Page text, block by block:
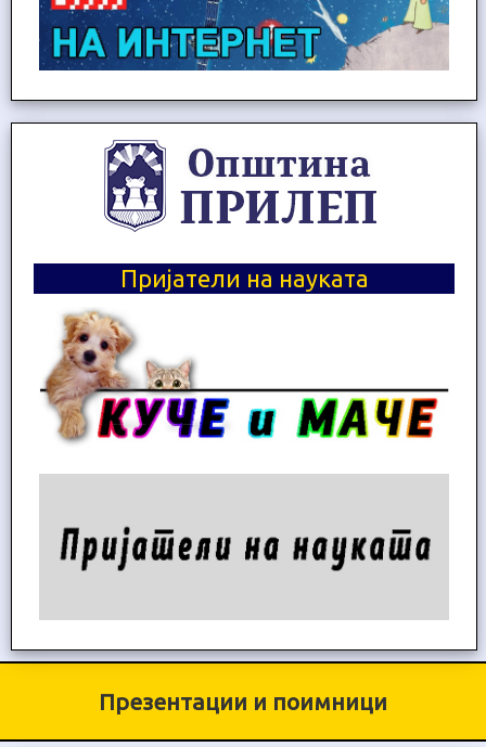
Пријатели на науката
Презентации и поимници